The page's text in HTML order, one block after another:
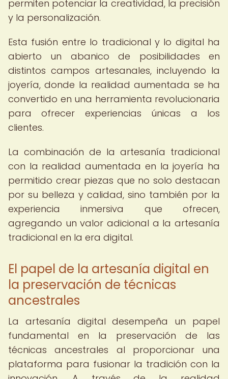
permiten potenciar la creatividad, la precisión
y la personalización.
Esta fusión entre lo tradicional y lo digital ha
abierto un abanico de posibilidades en
distintos campos artesanales, incluyendo la
joyería, donde la realidad aumentada se ha
convertido en una herramienta revolucionaria
para ofrecer experiencias únicas a los
clientes.
La combinación de la artesanía tradicional
con la realidad aumentada en la joyería ha
permitido crear piezas que no solo destacan
por su belleza y calidad, sino también por la
experiencia inmersiva que ofrecen,
agregando un valor adicional a la artesanía
tradicional en la era digital.
El papel de la artesanía digital en
la preservación de técnicas
ancestrales
La artesanía digital desempeña un papel
fundamental en la preservación de las
técnicas ancestrales al proporcionar una
plataforma para fusionar la tradición con la